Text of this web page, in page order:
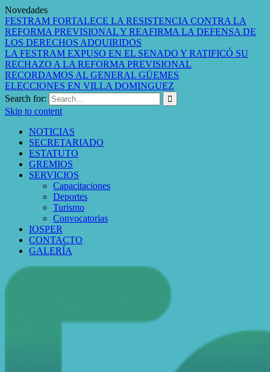
Novedades
FESTRAM FORTALECE LA RESISTENCIA CONTRA LA
REFORMA PREVISIONAL Y REAFIRMA LA DEFENSA DE
LOS DERECHOS ADQUIRIDOS
LA FESTRAM EXPUSO EN EL SENADO Y RATIFICÓ SU
RECHAZO A LA REFORMA PREVISIONAL
RECORDAMOS AL GENERAL GÜEMES
ELECCIONES EN VILLA DOMINGUEZ
Search for:
Skip to content
NOTICIAS
SECRETARIADO
ESTATUTO
GREMIOS
SERVICIOS
Capacitaciones
Deportes
Turismo
Convocatorias
IOSPER
CONTACTO
GALERÍA